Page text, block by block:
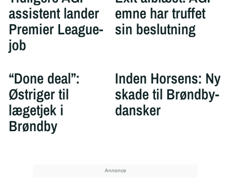
assistent lander
Premier League-
job
emne har truffet
sin beslutning
“Done deal”:
Østriger til
lægetjek i
Brøndby
Inden Horsens: Ny
skade til Brøndby-
dansker